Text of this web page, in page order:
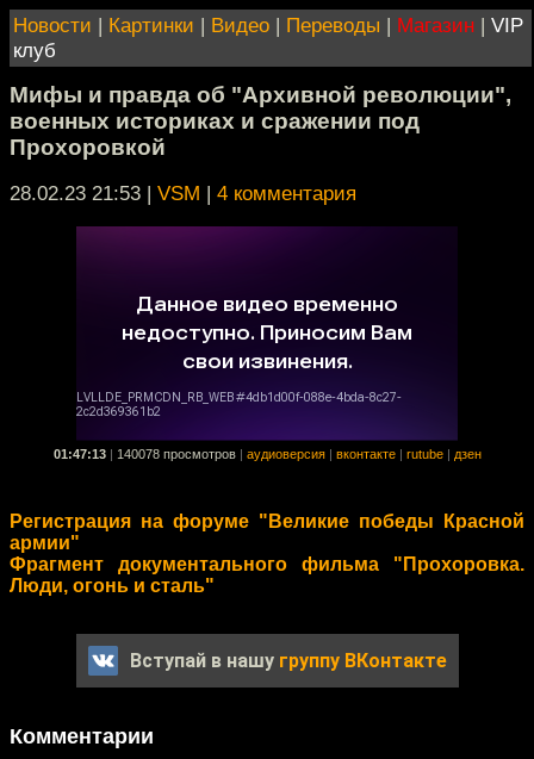
Новости | Картинки | Видео | Переводы | Магазин | VIP
клуб
Мифы и правда об "Архивной революции",
военных историках и сражении под
Прохоровкой
28.02.23 21:53 | VSM | 4 комментария
01:47:13 140078 просмотров аудиоверсия вконтакте rutube дзен
Регистрация на форуме "Великие победы Красной
армии"
Фрагмент документального фильма "Прохоровка.
Люди, огонь и сталь"
Вступай в нашу группу ВКонтакте
Комментарии